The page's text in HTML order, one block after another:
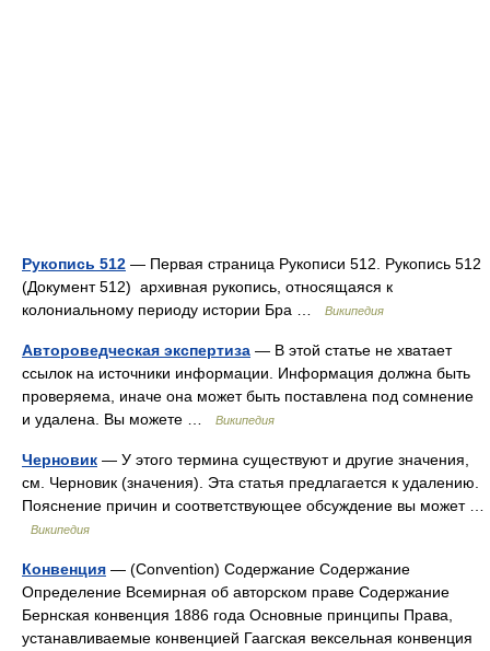
Рукопись 512 — Первая страница Рукописи 512. Рукопись 512
(Документ 512) архивная рукопись, относящаяся к
колониальному периоду истории Бра …
Википедия
Автороведческая экспертиза — В этой статье не хватает
ссылок на источники информации. Информация должна быть
проверяема, иначе она может быть поставлена под сомнение
и удалена. Вы можете …
Википедия
Черновик — У этого термина существуют и другие значения,
см. Черновик (значения). Эта статья предлагается к удалению.
Пояснение причин и соответствующее обсуждение вы может …
Википедия
Конвенция — (Convention) Содержание Содержание
Определение Всемирная об авторском праве Содержание
Бернская конвенция 1886 года Основные принципы Права,
устанавливаемые конвенцией Гаагская вексельная конвенция